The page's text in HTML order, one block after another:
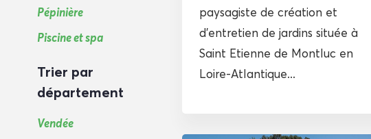
Pépinière
Piscine et spa
Trier par
département
Vendée
paysagiste de création et
d’entretien de jardins située à
Saint Etienne de Montluc en
Loire-Atlantique...